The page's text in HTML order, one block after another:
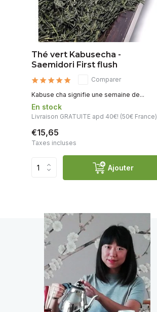
Thé vert Kabusecha -
Saemidori First flush
Comparer
Kabuse cha signifie une semaine de...
En stock
Livraison GRATUITE apd 40€! (50€ France)
€15,65
Taxes incluses
Ajouter